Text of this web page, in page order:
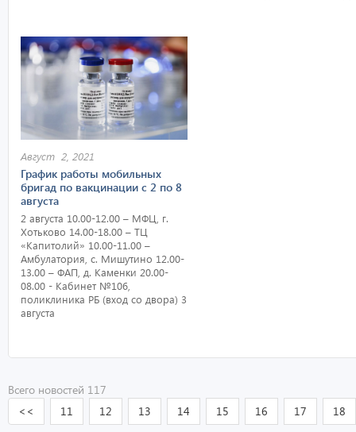
Август 2, 2021
График работы мобильных
бригад по вакцинации с 2 по 8
августа
2 августа 10.00-12.00 – МФЦ, г.
Хотьково 14.00-18.00 – ТЦ
«Капитолий» 10.00-11.00 –
Амбулатория, с. Мишутино 12.00-
13.00 – ФАП, д. Каменки 20.00-
08.00 - Кабинет №106,
поликлиника РБ (вход со двора) 3
августа
Всего новостей 117
<<
11 12 13 14 15 16 17 18